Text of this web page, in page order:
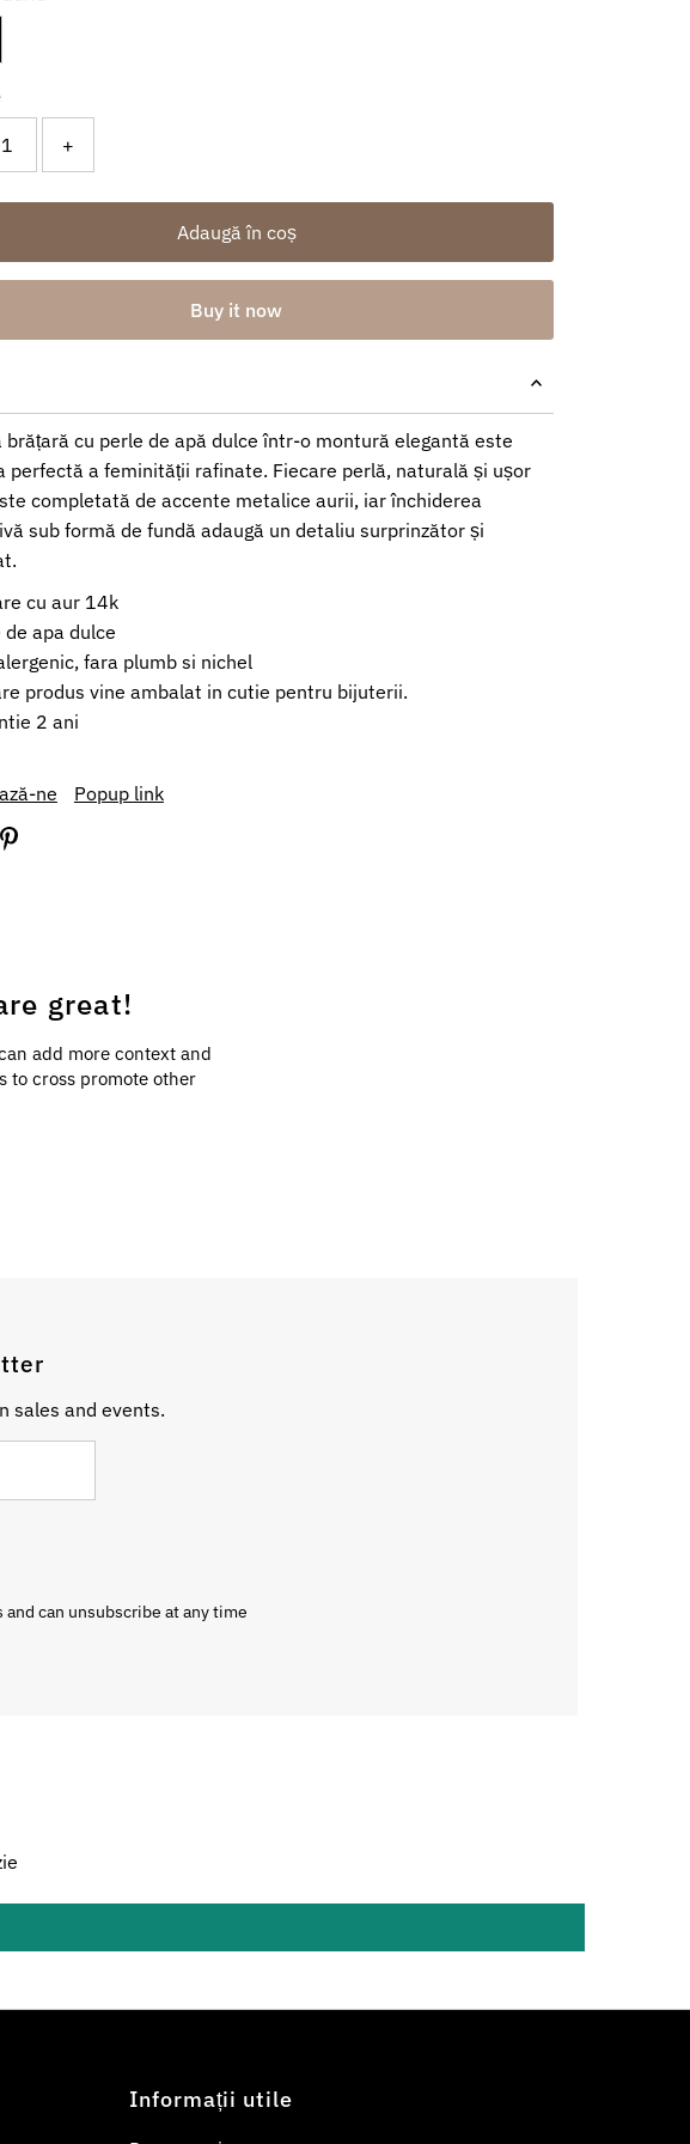
+
Adaugă în coș
Buy it now
brățară cu perle de apă dulce într-o montură elegantă este
perfectă a feminității rafinate. Fiecare perlă, naturală și ușor
completată de accente metalice aurii, iar închiderea
sub formă de fundă adaugă un detaliu surprinzător și
cu aur 14k
de apa dulce
fara plumb si nichel
produs vine ambalat in cutie pentru bijuterii.
2 ani
ne Popup link
great!
add more context and
to cross promote other
sales and events.
can unsubscribe at any time
Informații utile